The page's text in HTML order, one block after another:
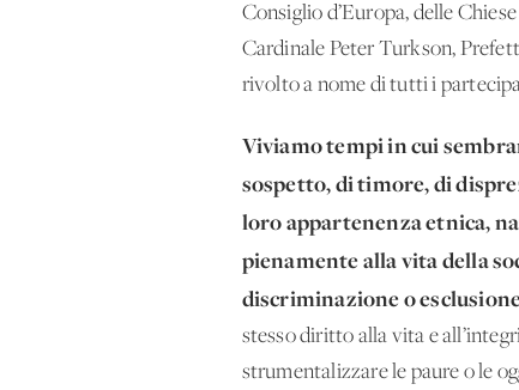
Consiglio d’Europa, delle
Cardinale Peter Turkson,
rivolto a nome di tutti i
Viviamo tempi in cui
sospetto, di timore, di
loro appartenenza etnica,
pienamente alla vita della
discriminazione o
stesso diritto alla vita e
strumentalizzare le paure o le